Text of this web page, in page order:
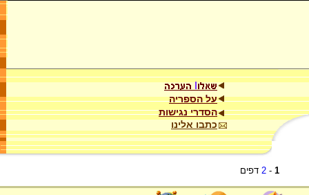
על הספריה
הסדרי נגישות
כתבו אלינו
1
-
2 דפים